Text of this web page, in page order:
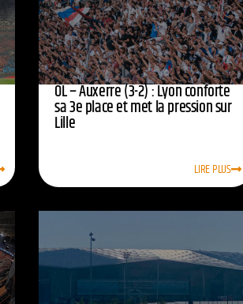
OL – Auxerre (3-2) : Lyon conforte
sa 3e place et met la pression sur
Lille
LIRE PLUS